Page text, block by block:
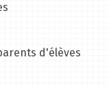
d'élèves